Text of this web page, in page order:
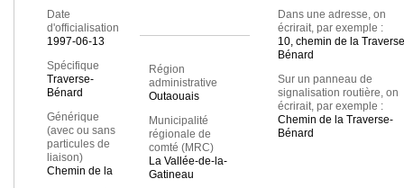
Date
d'officialisation
1997-06-13
Spécifique
Traverse-
Bénard
Générique
(avec ou sans
particules de
liaison)
Chemin de la
Région
administrative
Outaouais
Municipalité
régionale de
comté (MRC)
La Vallée-de-la-
Gatineau
Dans une adresse, on
écrirait, par exemple :
10, chemin de la
Bénard
Sur un panneau de
signalisation routière, on
écrirait, par exemple :
Chemin de la Traverse-
Bénard